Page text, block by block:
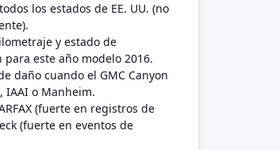
los estados de EE. UU. (no
y estado de
este año modelo 2016.
daño cuando el GMC Canyon
IAAI o Manheim.
(fuerte en registros de
(fuerte en eventos de